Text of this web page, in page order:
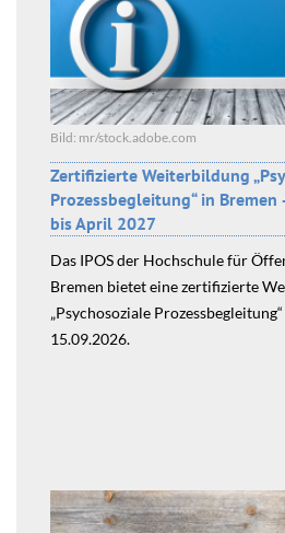
Bild: mr/stock.adobe.com
Zertifizierte Weiterbildung
Prozessbegleitung“ in
bis April 2027
Das IPOS der Hochschule für
Bremen bietet eine zertifizierte
„Psychosoziale
15.09.2026.